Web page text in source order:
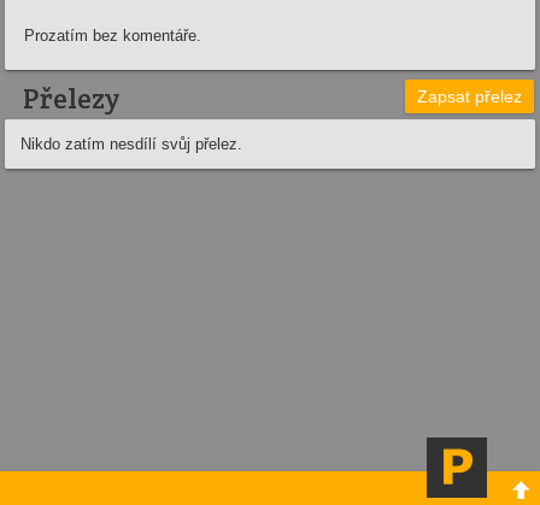
Prozatím bez komentáře.
Přelezy Zapsat přelez
Nikdo zatím nesdílí svůj přelez.
